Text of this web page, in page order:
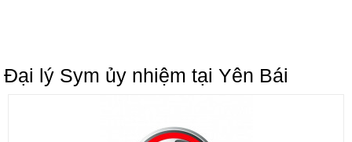
Đại lý Sym ủy nhiệm tại Yên Bái